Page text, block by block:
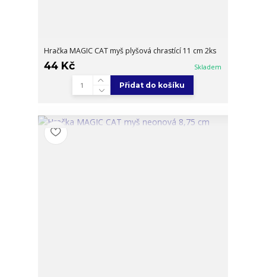
Hračka MAGIC CAT myš plyšová chrastící 11 cm 2ks
44 Kč Skladem
Přidat do košíku